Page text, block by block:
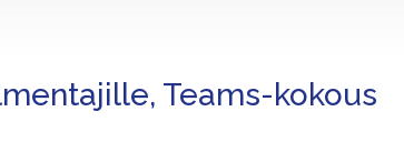
Teams-kokous